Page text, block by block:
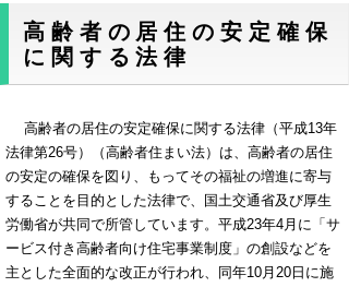
高齢者の居住の安定確保
に関する法律
高齢者の居住の安定確保に関する法律（平成13年
法律第26号）（高齢者住まい法）は、高齢者の居住
の安定の確保を図り、もってその福祉の増進に寄与
することを目的とした法律で、国土交通省及び厚生
労働省が共同で所管しています。平成23年4月に「サ
ービス付き高齢者向け住宅事業制度」の創設などを
主とした全面的な改正が行われ、同年10月20日に施